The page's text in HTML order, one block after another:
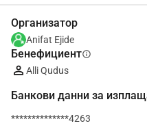
Организатор
Anifat Ejide
Бенефициентinfo
Alli Qudus
Банкови данни за
**************4263